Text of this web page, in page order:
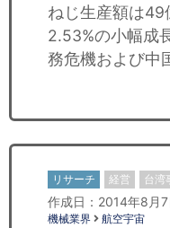
ねじ生産額は
2.53%の小幅成
務危機および中
リサーチ 経営 台湾
作成日：2014年8月7
機械業界 航空宇宙